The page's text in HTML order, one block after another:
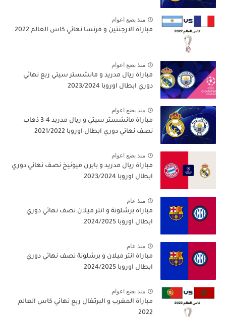
منذ بضع اعوام
مباراة الارجنتين و فرنسا نهائي كاس العالم 2022
منذ بضع اعوام
مباراة ريال مدريد و مانشستر سيتي ربع نهائي
دوري ابطال اوروبا 2023/2024
منذ بضع اعوام
مباراة مانشستر سيتي و ريال مدريد 4-3 ذهاب
نصف نهائي دوري ابطال اوروبا 2021/2022
منذ بضع اعوام
مباراة ريال مدريد و بايرن ميونيخ نصف نهائي دوري
ابطال اوروبا 2023/2024
منذ عام
مباراة برشلونة و انتر ميلان نصف نهائي دوري
ابطال اوروبا 2024/2025
منذ عام
مباراة انتر ميلان و برشلونة نصف نهائي دوري
ابطال اوروبا 2024/2025
منذ بضع اعوام
مباراة المغرب و البرتغال ربع نهائي كاس العالم
2022